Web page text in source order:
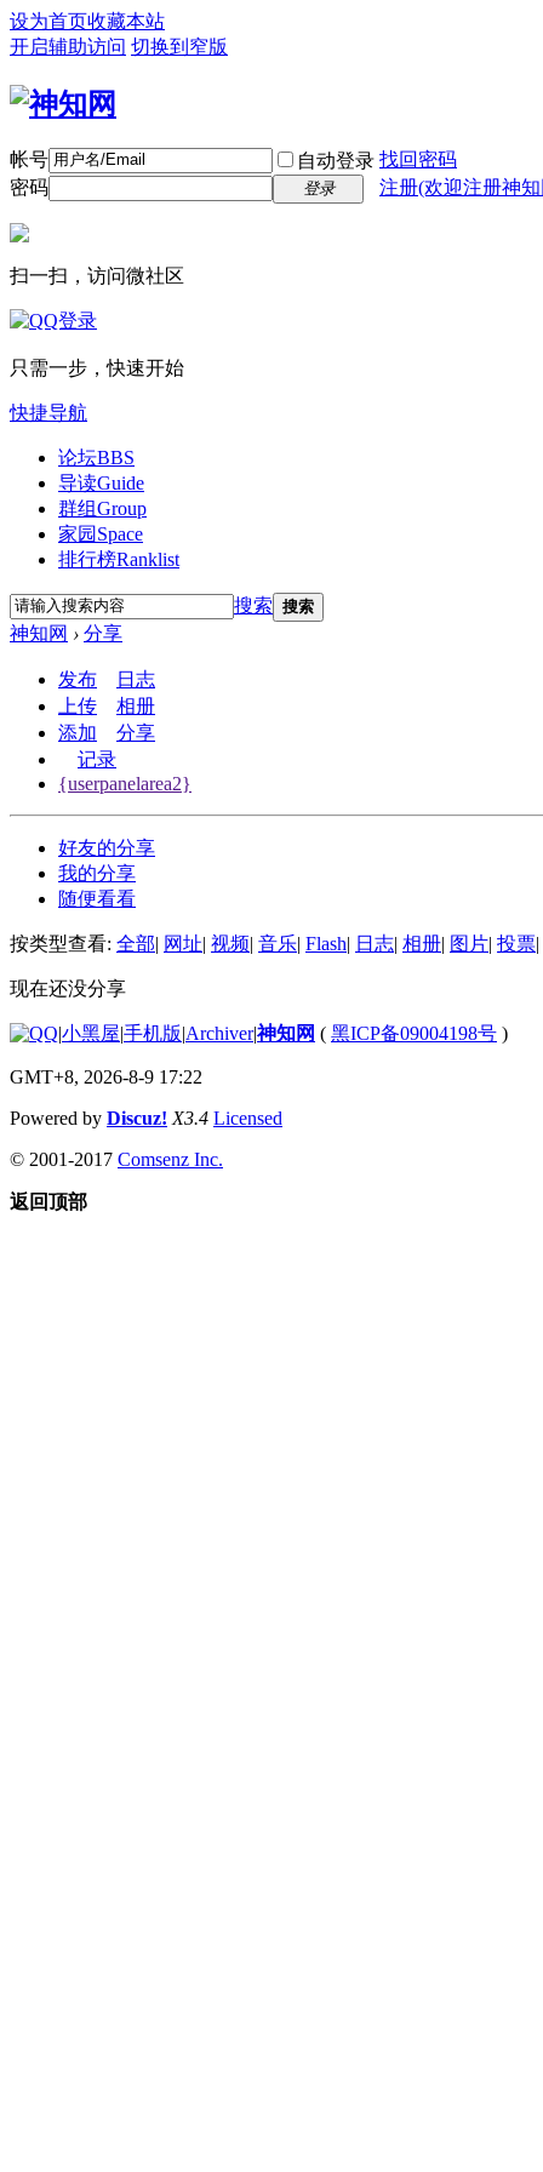
设为首页收藏本站
开启辅助访问 切换到窄版
帐号 自动登录 找回密码
密码
登录 注册(欢迎注册神
扫一扫，访问微社区
只需一步，快速开始
快捷导航
论坛BBS
导读Guide
群组Group
家园 Space
排行榜Ranklist
搜索 搜索
神知网 › 分享
发布
日志
上传
相册
添加
分享
记录
{userpanelarea2}
好友的分享
我的分享
随便看看
按类型查看: 全部| 网址| 视频| 音乐| Flash| 日志| 相册| 图片| 投票|
现在还没分享
|小黑屋|手机版|Archiver|神知网 ( 黑ICP备09004198号 )
GMT+8, 2026-8-9 17:22
Powered by Discuz! X3.4 Licensed
© 2001-2017 Comsenz Inc.
返回顶部